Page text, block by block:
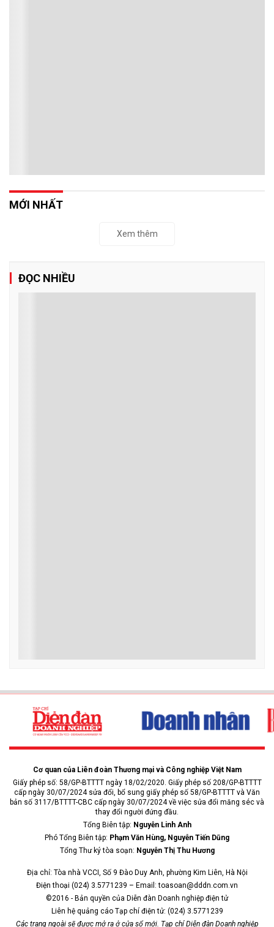
MỚI NHẤT
Xem thêm
ĐỌC NHIỀU
Cơ quan của Liên đoàn Thương mại và Công nghiệp Việt Nam
Giấy phép số: 58/GP-BTTTT ngày 18/02/2020. Giấy phép số 208/GP-BTTTT
cấp ngày 30/07/2024 sửa đổi, bổ sung giấy phép số 58/GP-BTTTT và Văn
bản số 3117/BTTTT-CBC cấp ngày 30/07/2024 về việc sửa đổi măng séc và
thay đổi người đứng đầu.
Tổng Biên tập: Nguyễn Linh Anh
Phó Tổng Biên tập: Phạm Văn Hùng, Nguyễn Tiến Dũng
Tổng Thư ký tòa soạn: Nguyễn Thị Thu Hương
Địa chỉ: Tòa nhà VCCI, Số 9 Đào Duy Anh, phường Kim Liên, Hà Nội
Điện thoại (024) 3.5771239 – Email: toasoan@dddn.com.vn
©2016 - Bản quyền của Diễn đàn Doanh nghiệp điện tử
Liên hệ quảng cáo Tạp chí điện tử: (024) 3.5771239
Các trang ngoài sẽ được mở ra ở cửa sổ mới. Tạp chí Diễn đàn Doanh nghiệp